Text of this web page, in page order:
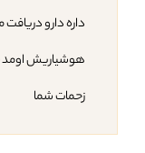
داره دارو
هوشیاریش اومد
زحمات شما